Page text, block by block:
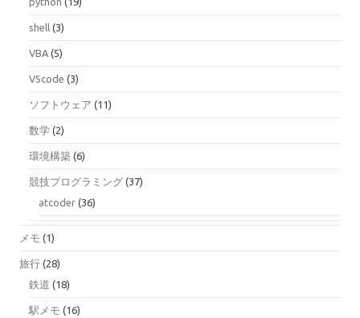
shell (3)
VBA (5)
VScode (3)
ソフトウェア (11)
数学 (2)
環境構築 (6)
競技プログラミング (37)
atcoder (36)
メモ (1)
旅行 (28)
鉄道 (18)
駅メモ (16)